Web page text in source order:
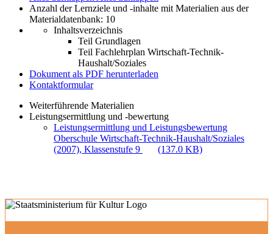
Anzahl der Lernziele und -inhalte mit Materialien aus der
Materialdatenbank: 10
Inhaltsverzeichnis
Teil Grundlagen
Teil Fachlehrplan Wirtschaft-Technik-
Haushalt/Soziales
Dokument als PDF herunterladen
Kontaktformular
Weiterführende Materialien
Leistungsermittlung und -bewertung
Leistungsermittlung und Leistungsbewertung
Oberschule Wirtschaft-Technik-Haushalt/Soziales
(2007), Klassenstufe 9
(137.0 KB)